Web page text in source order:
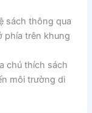
sách thông qua
phía trên khung
chú thích sách
môi trường di